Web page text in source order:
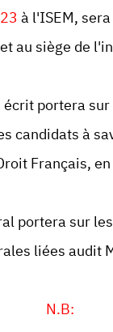
à l'ISEM,
au siège de
écrit portera
candidats à
Français,
portera sur
liées audit
N.B: